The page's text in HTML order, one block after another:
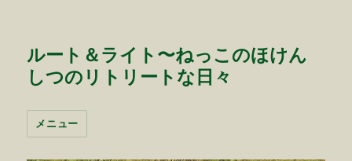
ルート＆ライト〜ねっこのほけん
しつのリトリートな日々
メニュー